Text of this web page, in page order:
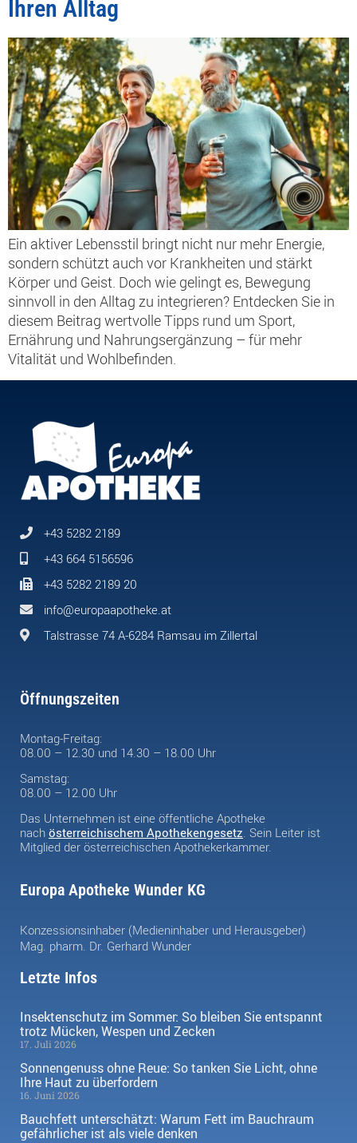
Ihren Alltag
Ein aktiver Lebensstil bringt nicht nur mehr Energie,
sondern schützt auch vor Krankheiten und stärkt
Körper und Geist. Doch wie gelingt es, Bewegung
sinnvoll in den Alltag zu integrieren? Entdecken Sie in
diesem Beitrag wertvolle Tipps rund um Sport,
Ernährung und Nahrungsergänzung – für mehr
Vitalität und Wohlbefinden.
+43 5282 2189
+43 664 5156596
+43 5282 2189 20
info@europaapotheke.at
Talstrasse 74 A-6284 Ramsau im Zillertal
Öffnungszeiten
Montag-Freitag:
08.00 – 12.30 und 14.30 – 18.00 Uhr
Samstag:
08.00 – 12.00 Uhr
Das Unternehmen ist eine öffentliche Apotheke
nach österreichischem Apothekengesetz. Sein Leiter ist
Mitglied der österreichischen Apothekerkammer.
Europa Apotheke Wunder KG
Konzessionsinhaber (Medieninhaber und Herausgeber)
Mag. pharm. Dr. Gerhard Wunder
Letzte Infos
Insektenschutz im Sommer: So bleiben Sie entspannt
trotz Mücken, Wespen und Zecken
17. Juli 2026
Sonnengenuss ohne Reue: So tanken Sie Licht, ohne
Ihre Haut zu überfordern
16. Juni 2026
Bauchfett unterschätzt: Warum Fett im Bauchraum
gefährlicher ist als viele denken